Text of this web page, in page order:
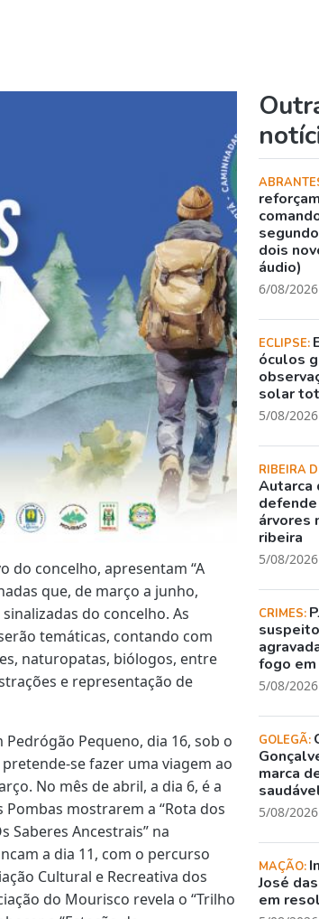
do concelho, apresentam “A
que, de março a junho,
do concelho. As
temáticas, contando com
naturopatas, biólogos, entre
e representação de
Pedrógão Pequeno, dia 16, sob o
se fazer uma viagem ao
No mês de abril, a dia 6, é a
Pombas mostrarem a “Rota dos
Saberes Ancestrais” na
a dia 11, com o percurso
Cultural e Recreativa dos
do Mourisco revela o “Trilho
dois
áudio)
6/08/
ECLIPSE:
óculos
solar
5/08/
RIBEIRA
Autarca
árvores
ribeira
5/08/
CRIMES:
fogo
5/08/
GOLEGÃ:
marca
5/08/
MAÇÃO:
José
em